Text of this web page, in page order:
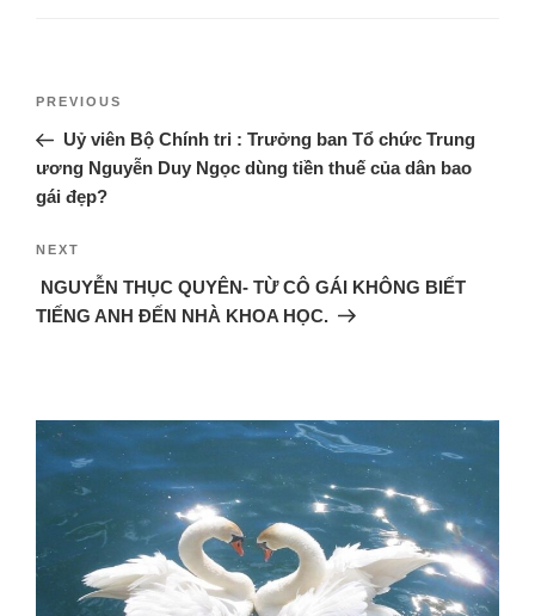
PREVIOUS
Uỷ viên Bộ Chính tri : Trưởng ban Tổ chức Trung
ương Nguyễn Duy Ngọc dùng tiền thuế của dân bao
gái đẹp?
NEXT
NGUYỄN THỤC QUYÊN- TỪ CÔ GÁI KHÔNG BIẾT
TIẾNG ANH ĐẾN NHÀ KHOA HỌC.